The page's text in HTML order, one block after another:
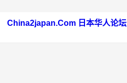
China2japan.Com 日本华人论坛